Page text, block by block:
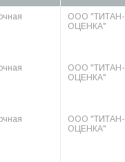
ООО "ТИТАН-
ОЦЕНКА"
ООО "ТИТАН-
ОЦЕНКА"
ООО "ТИТАН-
ОЦЕНКА"